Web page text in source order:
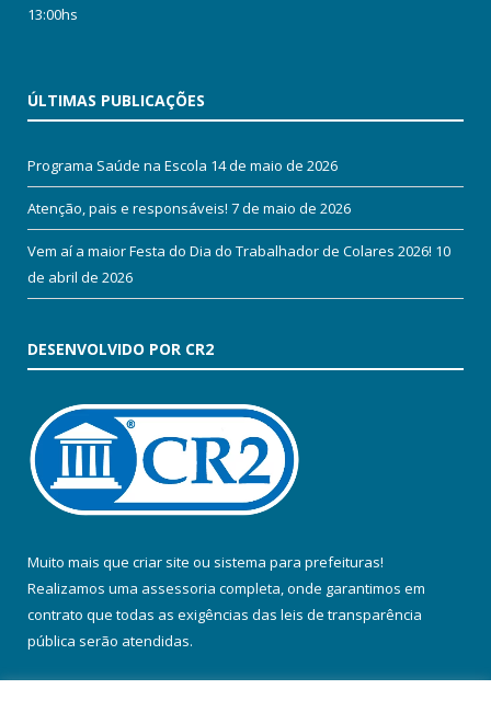
13:00hs
ÚLTIMAS PUBLICAÇÕES
Programa Saúde na Escola 14 de maio de 2026
Atenção, pais e responsáveis! 7 de maio de 2026
Vem aí a maior Festa do Dia do Trabalhador de Colares 2026! 10
de abril de 2026
DESENVOLVIDO POR CR2
Muito mais que criar site ou sistema para prefeituras!
Realizamos uma assessoria completa, onde garantimos em
contrato que todas as exigências das leis de transparência
pública serão atendidas.